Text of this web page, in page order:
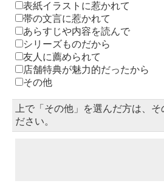
表紙イラストに惹かれて
帯の文言に惹かれて
あらすじや内容を読んで
シリーズものだから
友人に薦められて
店舗特典が魅力的だったから
その他
上で「その他」を選んだ方は、
ださい。